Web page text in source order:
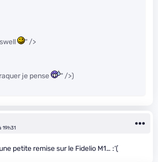
" />
je pense " />)
19h31
petite remise sur le Fidelio M1… :‘(